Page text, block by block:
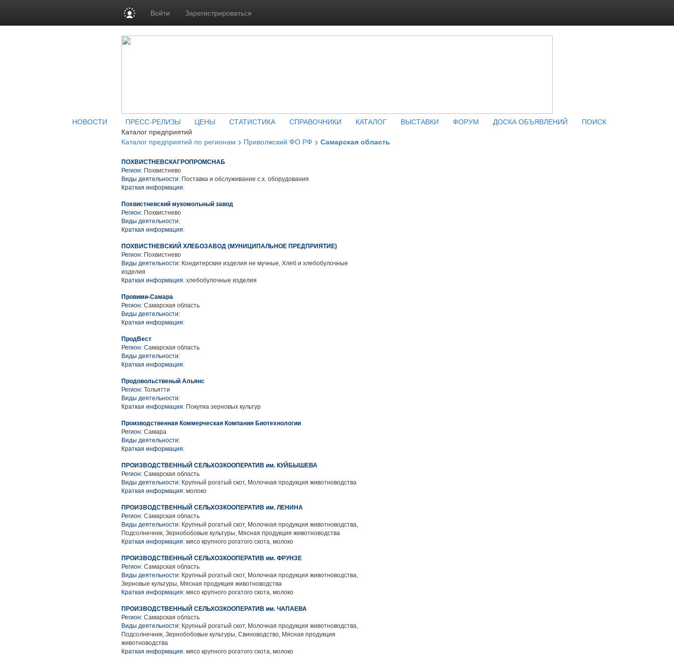
Войти Зарегистрироваться
НОВОСТИ ПРЕСС-РЕЛИЗЫ ЦЕНЫ СТАТИСТИКА СПРАВОЧНИКИ КАТАЛОГ ВЫСТАВКИ ФОРУМ ДОСКА ОБЪЯВЛЕНИЙ
ПОИСК
Каталог предприятий
Каталог предприятий по регионам > Приволжский ФО РФ > Самарская область
ПОХВИСТНЕВСКАГРОПРОМСНАБ
Регион: Похвистнево
Виды деятельности: Поставка и обслуживание с.х. оборудования
Краткая информация:
Похвистневский мукомольный завод
Регион: Похвистнево
Виды деятельности:
Краткая информация:
ПОХВИСТНЕВСКИЙ ХЛЕБОЗАВОД (МУНИЦИПАЛЬНОЕ ПРЕДПРИЯТИЕ)
Регион: Похвистнево
Виды деятельности: Кондитерские изделия не мучные, Хлеб и хлебобулочные
изделия
Краткая информация: хлебобулочные изделия
Провими-Самара
Регион: Самарская область
Виды деятельности:
Краткая информация:
ПродВест
Регион: Самарская область
Виды деятельности:
Краткая информация:
Продовольственый Альянс
Регион: Тольятти
Виды деятельности:
Краткая информация: Покупка зерновых культур
Производственная Коммерческая Компания Биотехнологии
Регион: Самара
Виды деятельности:
Краткая информация:
ПРОИЗВОДСТВЕННЫЙ СЕЛЬХОЗКООПЕРАТИВ им. КУЙБЫШЕВА
Регион: Самарская область
Виды деятельности: Крупный рогатый скот, Молочная продукция животноводства
Краткая информация: молоко
ПРОИЗВОДСТВЕННЫЙ СЕЛЬХОЗКООПЕРАТИВ им. ЛЕНИНА
Регион: Самарская область
Виды деятельности: Крупный рогатый скот, Молочная продукция животноводства,
Подсолнечник, Зернобобовые культуры, Мясная продукция животноводства
Краткая информация: мясо крупного рогатого скота, молоко
ПРОИЗВОДСТВЕННЫЙ СЕЛЬХОЗКООПЕРАТИВ им. ФРУНЗЕ
Регион: Самарская область
Виды деятельности: Крупный рогатый скот, Молочная продукция животноводства,
Зерновые культуры, Мясная продукция животноводства
Краткая информация: мясо крупного рогатого скота, молоко
ПРОИЗВОДСТВЕННЫЙ СЕЛЬХОЗКООПЕРАТИВ им. ЧАПАЕВА
Регион: Самарская область
Виды деятельности: Крупный рогатый скот, Молочная продукция животноводства,
Подсолнечник, Зернобобовые культуры, Свиноводство, Мясная продукция
животноводства
Краткая информация: мясо крупного рогатого скота, молоко